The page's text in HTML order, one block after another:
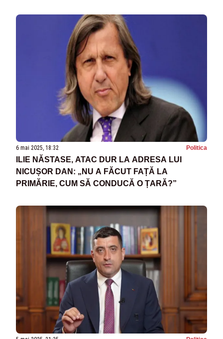
6 mai 2025, 18:32 Politica
ILIE NĂSTASE, ATAC DUR LA ADRESA LUI
NICUȘOR DAN: „NU A FĂCUT FAȚĂ LA
PRIMĂRIE, CUM SĂ CONDUCĂ O ȚARĂ?”